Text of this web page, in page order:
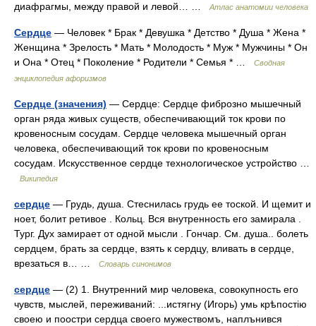
диафрагмы, между правой и левой… …
Атлас анатомии человека
Сердце — Человек * Брак * Девушка * Детство * Душа * Жена *
Женщина * Зрелость * Мать * Молодость * Муж * Мужчины * Он
и Она * Отец * Поколение * Родители * Семья * …
Сводная
энциклопедия афоризмов
Сердце (значения) — Сердце: Сердце фиброзно мышечный
орган ряда живых существ, обеспечивающий ток крови по
кровеносным сосудам. Сердце человека мышечный орган
человека, обеспечивающий ток крови по кровеносным
сосудам. Искусственное сердце технологическое устройство …
Википедия
сердце — Грудь, душа. Стеснилась грудь ее тоской. И щемит и
ноет, болит ретивое . Кольц. Вся внутренность его замирала .
Тург. Дух замирает от одной мысли . Гончар. См. душа.. болеть
сердцем, брать за сердце, взять к сердцу, вливать в сердце,
врезаться в… …
Словарь синонимов
сердце — (2) 1. Внутренний мир человека, совокупность его
чувств, мыслей, переживаний: ...истягну (Игорь) умь крѣпостію
своею и поостри сердца своего мужествомъ, наплънився